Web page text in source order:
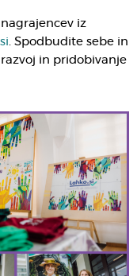
iz
. Spodbudite sebe in
in pridobivanje